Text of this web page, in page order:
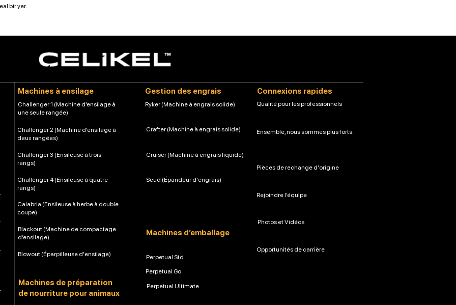
bir yer.
Machines à ensilage
Challenger 1 (Machine d’ensilage à
une seule rangée)
Challenger 2 (Machine d’ensilage à
deux rangées)
Connexions rapides
Ryker (Machine à engrais solide)
Cruiser (Machine à engrais liquide)
Scud (Épandeur d'engrais)
Calabria (Ensileuse à herbe à double
coupe)
Blackout (Machine de compactage
d’ensilage)
Blowout (Éparpilleuse d'ensilage)
Gestion des engrais
Crafter (Machine à engrais solide)
Qualité pour les professionnels
Ensemble, nous sommes plus forts.
Pièces de rechange d'origine
Photos et Vidéos
Opportunités de carrière
Machines d’emballage
Rejoindre l’équipe
Perpetual Std
Perpetual Go
Machines de préparation
de nourriture pour animaux
Perpetual Ultimate
Challenger 4 (Ensileuse à quatre
rangs)
Challenger 3 (Ensileuse à trois
rangs)